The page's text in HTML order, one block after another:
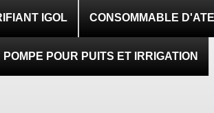
IGOL CONSOMMABLE
POMPE POUR PUITS ET IRRIGATION